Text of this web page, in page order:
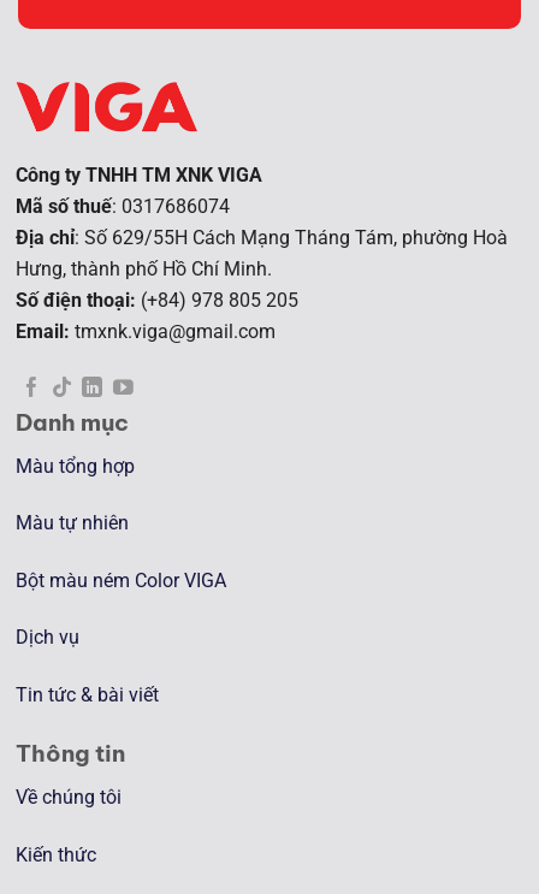
Công ty TNHH TM XNK VIGA
Mã số thuế: 0317686074
Địa chỉ: Số 629/55H Cách Mạng Tháng Tám, phường Hoà
Hưng, thành phố Hồ Chí Minh.
Số điện thoại: (+84) 978 805 205
Email: tmxnk.viga@gmail.com
Danh mục
Màu tổng hợp
Màu tự nhiên
Bột màu ném Color VIGA
Dịch vụ
Tin tức & bài viết
Thông tin
Về chúng tôi
Kiến thức